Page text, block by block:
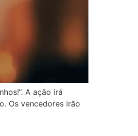
A ação irá
Os vencedores irão